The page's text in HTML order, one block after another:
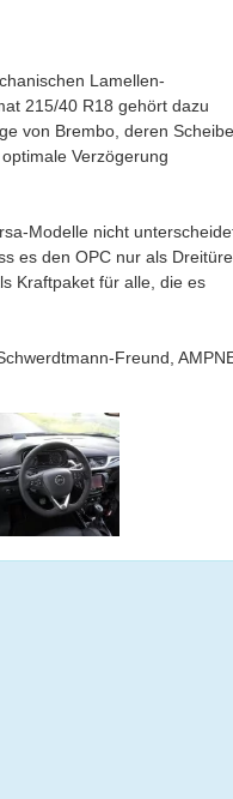
Lamellen-
215/40 R18 gehört dazu
von Brembo, deren
Verzögerung
Modelle nicht
es den OPC nur als
Kraftpaket für alle, die es
Freund,